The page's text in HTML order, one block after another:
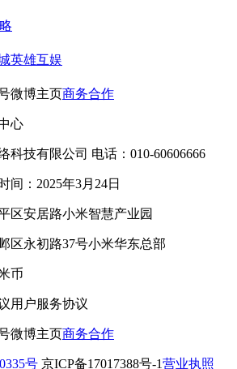
英雄互娱
微博主页商务合作
心
科技有限公司 电话：010-60606666
间：2025年3月24日
区安居路小米智慧产业园
区永初路37号小米华东总部
币
用户服务协议
微博主页商务合作
号 京ICP备17017388号-1营业执照